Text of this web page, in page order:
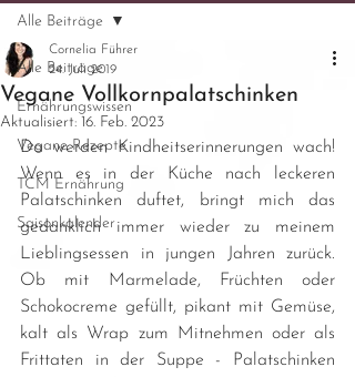
Alle Beiträge
Ernährungswissen
Vegane Rezepte
TCM Ernährung
Saisonkalender
Alle Beiträge
Vegane Vollkornpalatschinken
Cornelia Führer
24. Juli 2019
Aktualisiert: 16. Feb. 2023
Da werden Kindheitserinnerungen wach!
Wenn es in der Küche nach leckeren
Palatschinken duftet, bringt mich das
gedanklich immer wieder zu meinem
Lieblingsessen in jungen Jahren zurück.
Ob mit Marmelade, Früchten oder
Schokocreme gefüllt, pikant mit Gemüse,
kalt als Wrap zum Mitnehmen oder als
Frittaten in der Suppe - Palatschinken